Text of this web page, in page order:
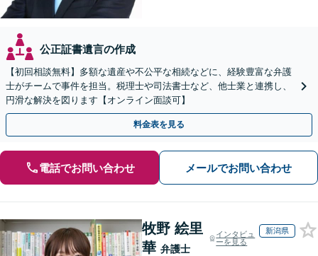
公正証書遺言の作成
【初回相談無料】多額な遺産や不公平な相続などに、経験豊富な弁護
士がチームで事件を担当。税理士や司法書士など、他士業と連携し、
円滑な解決を図ります【オンライン面談可】
料金表を見る
電話でお問い合わせ メールでお問い合わせ
牧野 絵里
華 弁護士
インタビュ
ーを見る
新潟県